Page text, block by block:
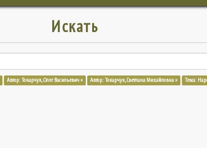
Искать
Автор: Токарчук, Олег Васильевич × Автор: Токарчук, Светлана Михайловна ×
Тема: